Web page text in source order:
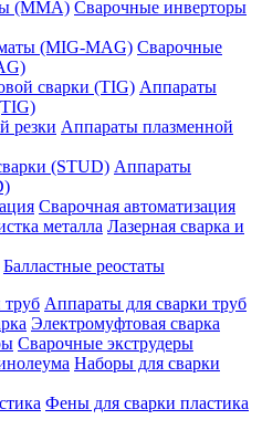
Сварочные инверторы
Сварочные
Аппараты
Аппараты плазменной
Аппараты
Сварочная автоматизация
Лазерная сварка и
Балластные реостаты
Аппараты для сварки труб
Электромуфтовая сварка
Сварочные экструдеры
Наборы для сварки
Фены для сварки пластика